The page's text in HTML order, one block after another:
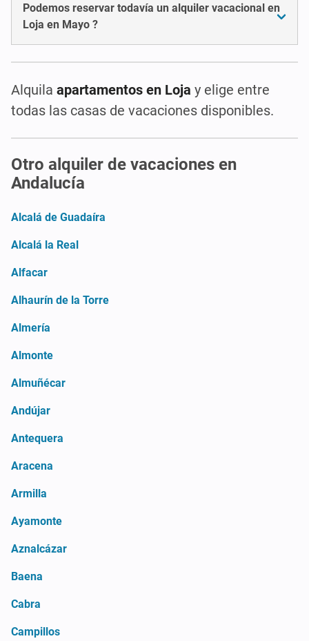
Podemos reservar todavía un alquiler vacacional en
Loja en Mayo ?
Alquila apartamentos en Loja y elige entre
todas las casas de vacaciones disponibles.
Otro alquiler de vacaciones en
Andalucía
Alcalá de Guadaíra
Alcalá la Real
Alfacar
Alhaurín de la Torre
Almería
Almonte
Almuñécar
Andújar
Antequera
Aracena
Armilla
Ayamonte
Aznalcázar
Baena
Cabra
Campillos